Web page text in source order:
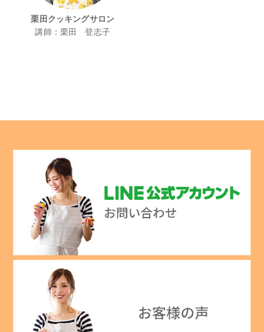
栗田クッキングサロン
講師：栗田 登志子